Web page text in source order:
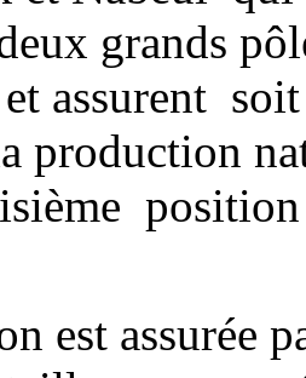
grands
assurent
production
est assurée